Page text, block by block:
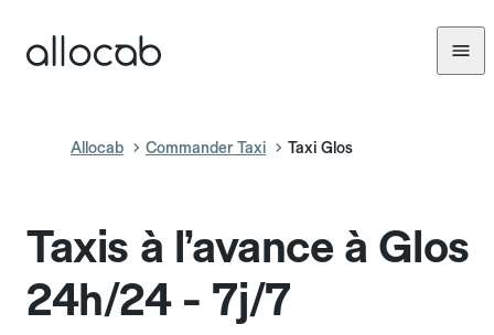
Allocab Commander Taxi Taxi Glos
Taxis à l’avance à Glos
24h/24 - 7j/7